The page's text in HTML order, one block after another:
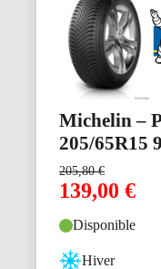
Michelin –
205/65R15
205,80€
139,00 €
Disponible
Hiver